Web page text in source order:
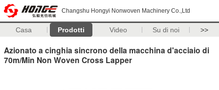
Changshu Hongyi Nonwoven Machinery Co.,Ltd
Casa Prodotti Video Su di noi >>
Azionato a cinghia sincrono della macchina d'acciaio di
70m/Min Non Woven Cross Lapper